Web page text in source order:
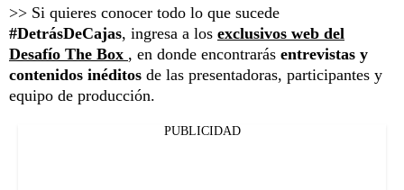
>> Si quieres conocer todo lo que sucede
#DetrásDeCajas, ingresa a los exclusivos web del
Desafío The Box , en donde encontrarás entrevistas y
contenidos inéditos de las presentadoras, participantes y
equipo de producción.
PUBLICIDAD